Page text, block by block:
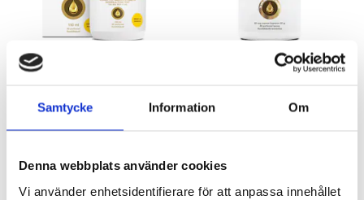
Samtycke Information Om
Denna webbplats använder cookies
Vi använder enhetsidentifierare för att anpassa innehållet
LIPOSOMAL VITAMIN C
340 kr
Q10 200 MG